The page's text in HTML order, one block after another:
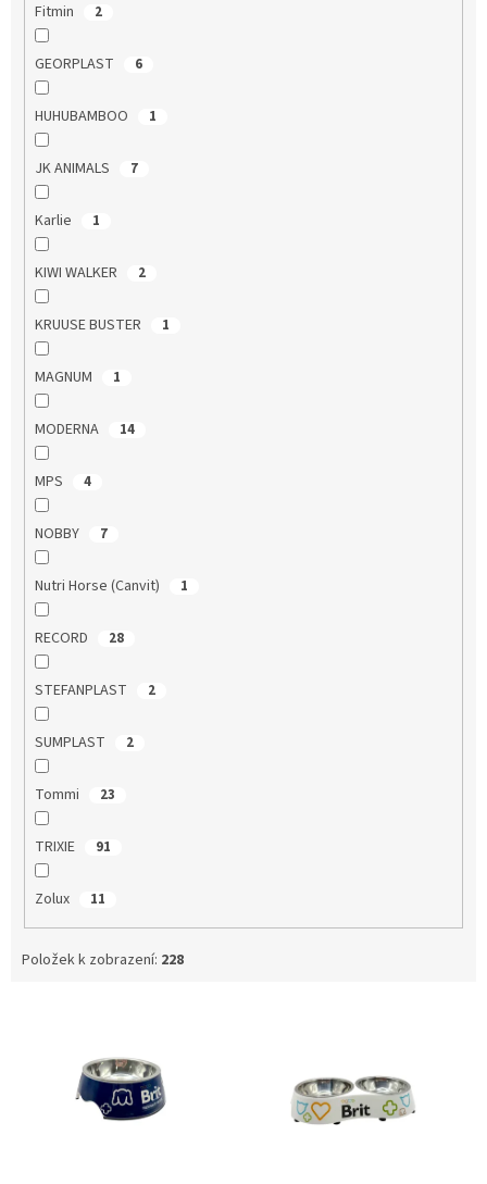
Fitmin 2
GEORPLAST 6
HUHUBAMBOO 1
JK ANIMALS 7
Karlie 1
KIWI WALKER 2
KRUUSE BUSTER 1
MAGNUM 1
MODERNA 14
MPS 4
NOBBY 7
Nutri Horse (Canvit) 1
RECORD 28
STEFANPLAST 2
SUMPLAST 2
Tommi 23
TRIXIE 91
Zolux 11
Položek k zobrazení: 228